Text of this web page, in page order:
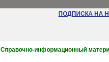
ПОДПИСКА НА
Справочно-информационный